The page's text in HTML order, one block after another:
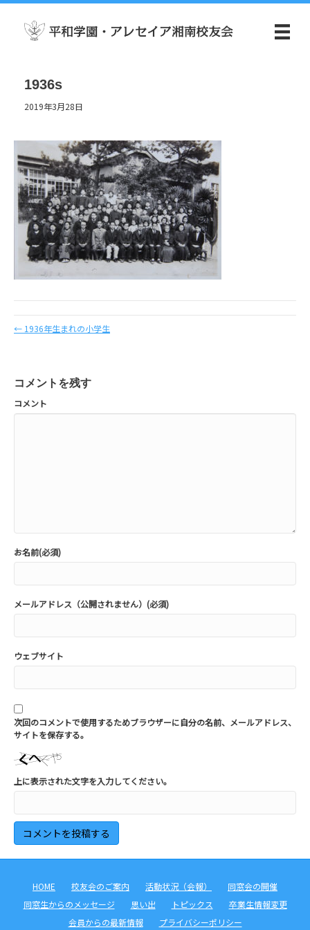
1936s
2019年3月28日
← 1936年生まれの小学生
コメントを残す
コメント
お名前(必須)
メールアドレス（公開されません）(必須)
ウェブサイト
次回のコメントで使用するためブラウザーに自分の名前、メールアドレス、
サイトを保存する。
上に表示された文字を入力してください。
HOME 校友会のご案内 活動状況（会報）
同窓会の開催
同窓生からのメッセージ
思い出 トピックス
卒業生情報変更
会員からの最新情報
プライバシーポリシー